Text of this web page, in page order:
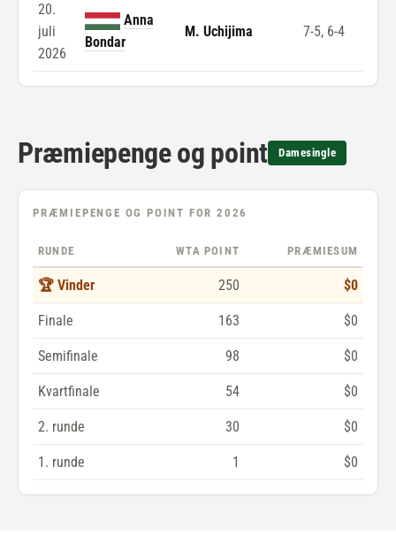
20.
juli
2026
Anna
Bondar
M. Uchijima 7-5, 6-4
Præmiepenge og point Damesingle
PRÆMIEPENGE OG POINT FOR 2026
RUNDE WTA POINT PRÆMIESUM
🏆 Vinder 250 $0
Finale 163 $0
Semifinale 98 $0
Kvartfinale 54 $0
2. runde 30 $0
1. runde 1 $0